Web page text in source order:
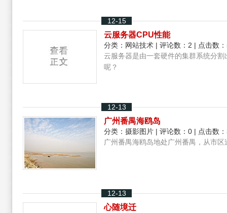
12-15
云服务器CPU性能
分类： 网站技术 | 评论数：2 | 点击数
云服务器是由一套硬件的集群系统分
呢？
12-13
广州番禺海鸥岛
分类： 摄影图片 | 评论数：0 | 点击数
广州番禺海鸥岛地处广州番禺，从市
12-13
心随境迁